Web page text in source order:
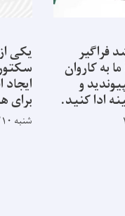
فراگیر
به کاروان
و
ادا کنید.
یکی
برای
شنبه ۱۴۰۵/۵/۱۰ - ۱۴:۳۴